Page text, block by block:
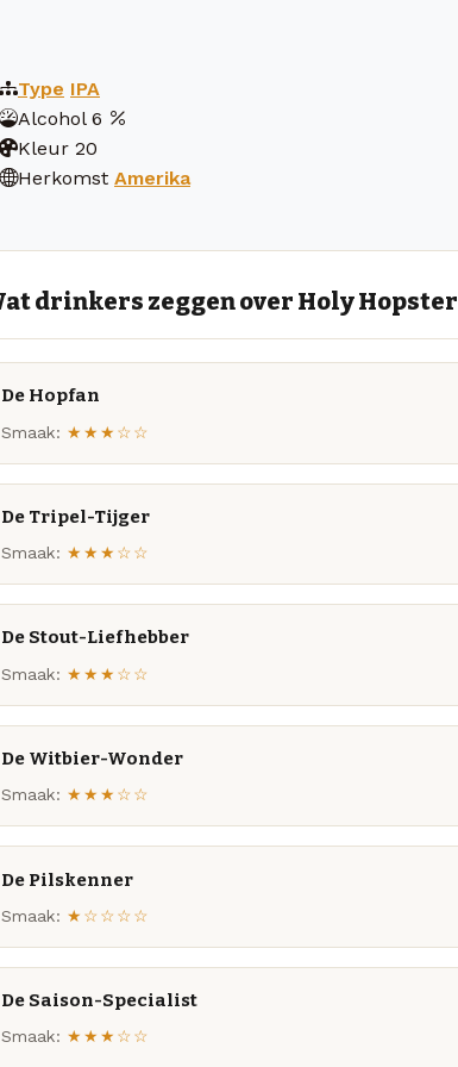
Type IPA
Alcohol 6
Kleur 20
Herkomst Amerika
drinkers zeggen over Holy Hopster
De Hopfan
Smaak: ★★★☆☆
De Tripel-Tijger
Smaak: ★★★☆☆
De Stout-Liefhebber
Smaak: ★★★☆☆
De Witbier-Wonder
Smaak: ★★★☆☆
De Pilskenner
Smaak: ★☆☆☆☆
De Saison-Specialist
Smaak: ★★★☆☆